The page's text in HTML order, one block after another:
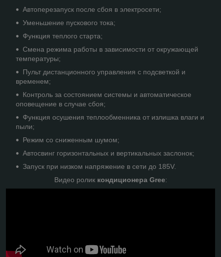
Автоперезапуск после сбоя в электросети;
Уменьшение пускового тока;
Функция теплого старта;
Смена режима работы в зависимости от окружающей
температуры;
Пульт дистанционного управления с подсветкой и
временем;
Контроль за состоянием системы и автоматическое
оповещение в случае сбоя;
Функция осушения теплообменника от излишка влаги и
пыли;
Режим со сниженным шумом;
Автосвинг горизонтальных и вертикальных заслонок;
Запуск при низком напряжение в сети до 185V.
Видео ролик кондиционера Gree: